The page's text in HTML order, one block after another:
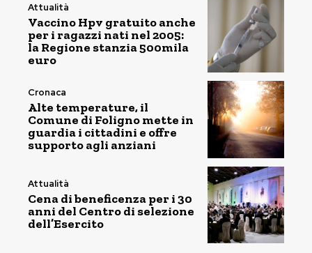
Attualità
Vaccino Hpv gratuito anche
per i ragazzi nati nel 2005:
la Regione stanzia 500mila
euro
Cronaca
Alte temperature, il
Comune di Foligno mette in
guardia i cittadini e offre
supporto agli anziani
Attualità
Cena di beneficenza per i 30
anni del Centro di selezione
dell’Esercito